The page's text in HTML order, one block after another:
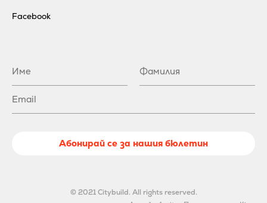
Facebook
Абонирай се за нашия бюлетин
© 2021 Citybuild. All rights reserved.